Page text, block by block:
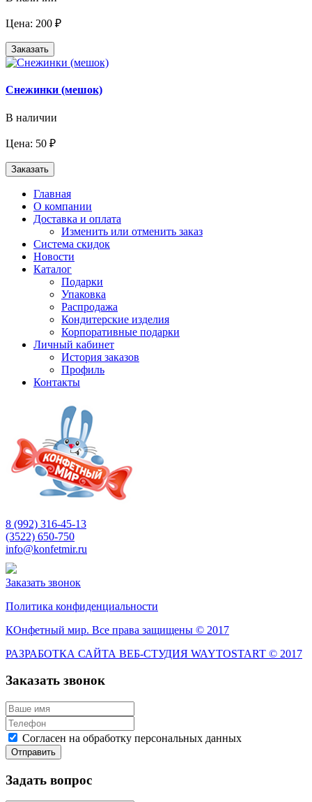
Цена: 200 ₽
Заказать
Снежинки (мешок)
В наличии
Цена: 50 ₽
Заказать
Главная
О компании
Доставка и оплата
Изменить или отменить заказ
Система скидок
Новости
Каталог
Подарки
Упаковка
Распродажа
Кондитерские изделия
Корпоративные подарки
Личный кабинет
История заказов
Профиль
Контакты
8 (992) 316-45-13
(3522) 650-750
info@konfetmir.ru
Заказать звонок
Политика конфиденциальности
КОнфетный мир. Все права защищены © 2017
РАЗРАБОТКА САЙТА ВЕБ-СТУДИЯ WAYTOSTART © 2017
Заказать звонок
Согласен на обработку персональных данных
Задать вопрос